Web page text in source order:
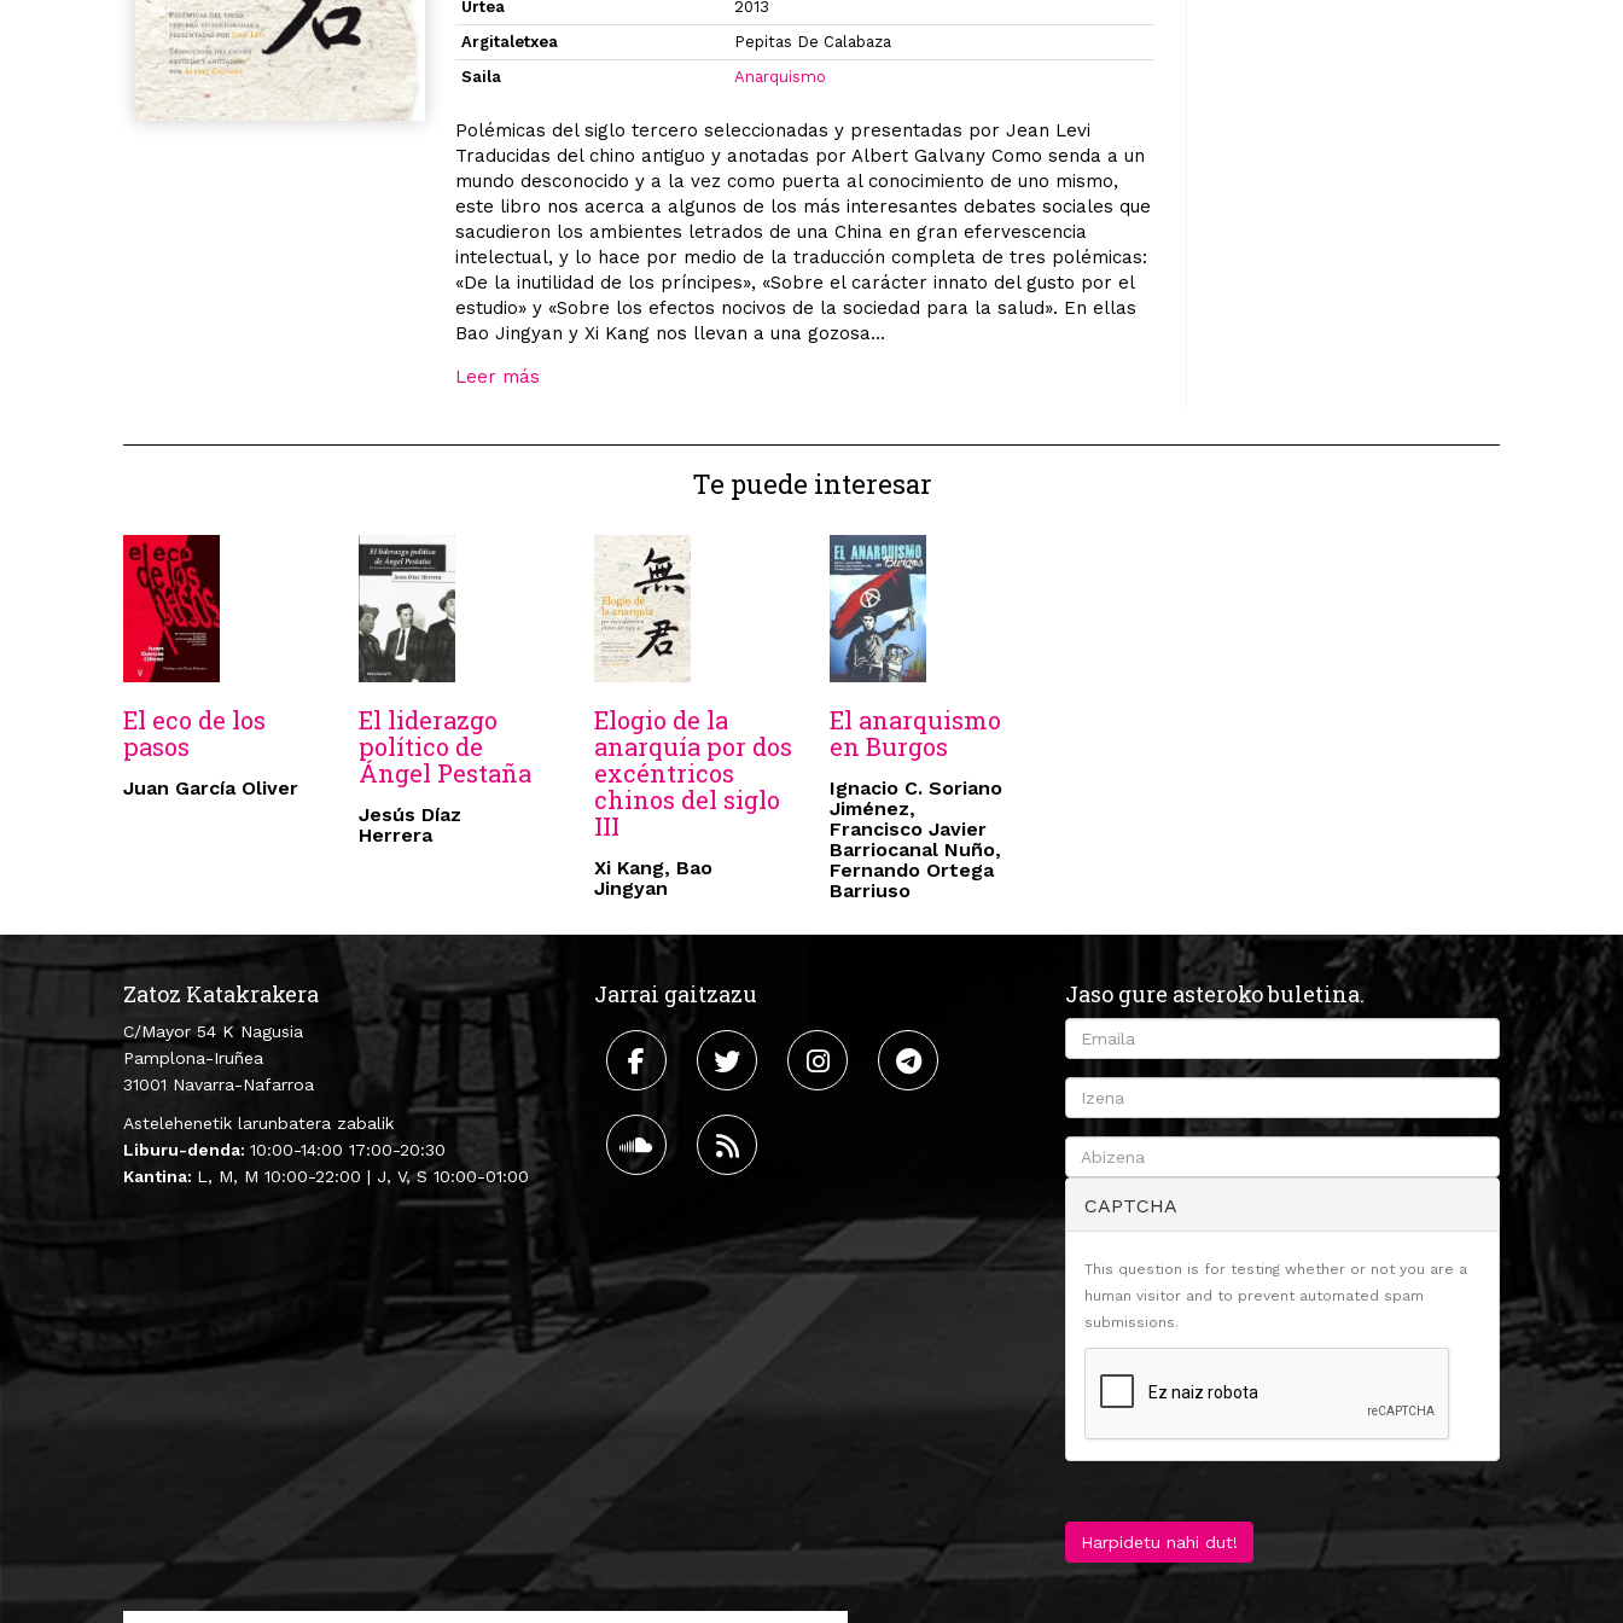
Urtea
2013
Argitaletxea
Pepitas De Calabaza
Saila
Anarquismo
Polémicas del siglo tercero seleccionadas y presentadas por Jean Levi
Traducidas del chino antiguo y anotadas por Albert Galvany Como senda a un
mundo desconocido y a la vez como puerta al conocimiento de uno mismo,
este libro nos acerca a algunos de los más interesantes debates sociales que
sacudieron los ambientes letrados de una China en gran efervescencia
intelectual, y lo hace por medio de la traducción completa de tres polémicas:
«De la inutilidad de los príncipes», «Sobre el carácter innato del gusto por el
estudio» y «Sobre los efectos nocivos de la sociedad para la salud». En ellas
Bao Jingyan y Xi Kang nos llevan a una gozosa...
Leer más
Te puede interesar
El eco de los
pasos
Juan García Oliver
El liderazgo
político de
Ángel Pestaña
Jesús Díaz
Herrera
Elogio de la
anarquía por dos
excéntricos
chinos del siglo
III
Xi Kang, Bao
Jingyan
El anarquismo
en Burgos
Ignacio C. Soriano
Jiménez,
Francisco Javier
Barriocanal Nuño,
Fernando Ortega
Barriuso
Zatoz Katakrakera
C/Mayor 54 K Nagusia
Pamplona-Iruñea
31001 Navarra-Nafarroa
Astelehenetik larunbatera zabalik
Liburu-denda: 10:00-14:00 17:00-20:30
Kantina: L, M, M 10:00-22:00 | J, V, S 10:00-01:00
Jarrai gaitzazu Jaso gure asteroko buletina.
CAPTCHA
This question is for testing whether or not you are a
human visitor and to prevent automated spam
submissions.
Harpidetu nahi dut!